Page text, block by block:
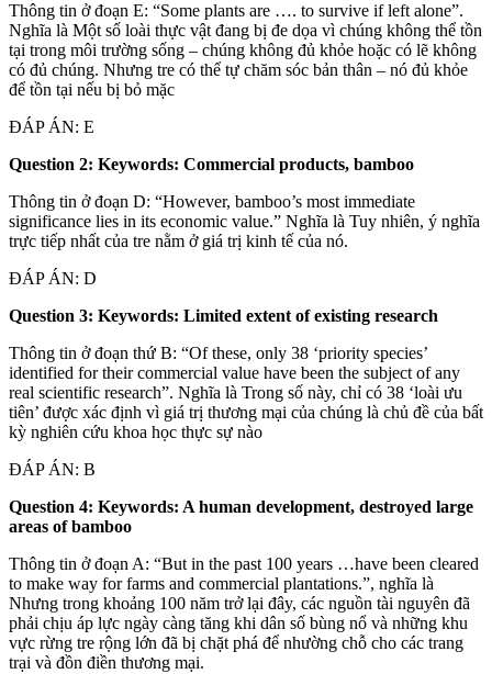
Thông tin ở đoạn E: “Some plants are …. to survive if left alone”.
Nghĩa là Một số loài thực vật đang bị đe dọa vì chúng không thể tồn
tại trong môi trường sống – chúng không đủ khỏe hoặc có lẽ không
có đủ chúng. Nhưng tre có thể tự chăm sóc bản thân – nó đủ khỏe
để tồn tại nếu bị bỏ mặc
ĐÁP ÁN: E
Question 2: Keywords: Commercial products, bamboo
Thông tin ở đoạn D: “However, bamboo’s most immediate
significance lies in its economic value.” Nghĩa là Tuy nhiên, ý nghĩa
trực tiếp nhất của tre nằm ở giá trị kinh tế của nó.
ĐÁP ÁN: D
Question 3: Keywords: Limited extent of existing research
Thông tin ở đoạn thứ B: “Of these, only 38 ‘priority species’
identified for their commercial value have been the subject of any
real scientific research”. Nghĩa là Trong số này, chỉ có 38 ‘loài ưu
tiên’ được xác định vì giá trị thương mại của chúng là chủ đề của bất
kỳ nghiên cứu khoa học thực sự nào
ĐÁP ÁN: B
Question 4: Keywords: A human development, destroyed large
areas of bamboo
Thông tin ở đoạn A: “But in the past 100 years …have been cleared
to make way for farms and commercial plantations.”, nghĩa là
Nhưng trong khoảng 100 năm trở lại đây, các nguồn tài nguyên đã
phải chịu áp lực ngày càng tăng khi dân số bùng nổ và những khu
vực rừng tre rộng lớn đã bị chặt phá để nhường chỗ cho các trang
trại và đồn điền thương mại.